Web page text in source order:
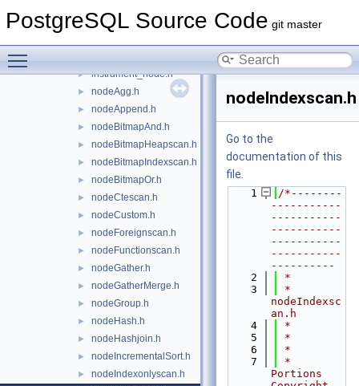
PostgreSQL Source Code git master
► functions.h
► instrument_node.h
► nodeAgg.h
► nodeAppend.h
► nodeBitmapAnd.h
► nodeBitmapHeapscan.h
► nodeBitmapIndexscan.h
► nodeBitmapOr.h
► nodeCtescan.h
► nodeCustom.h
► nodeForeignscan.h
► nodeFunctionscan.h
► nodeGather.h
► nodeGatherMerge.h
► nodeGroup.h
► nodeHash.h
► nodeHashjoin.h
► nodeIncrementalSort.h
► nodeIndexonlyscan.h
nodeIndexscan.h
Go to the
documentation of this
file.
    1
/*--------
-----------
-----------
-----------
-----------
-----------
----------
    2
*
    3
*
nodeIndexsc
an.h
    4
*
    5
*
    6
*
    7
*
Portions